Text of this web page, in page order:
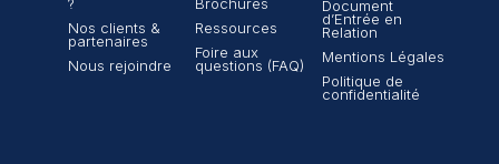
Nos clients &
partenaires
Nous rejoindre
Ressources
Foire aux
questions (FAQ)
Document
d’Entrée en
Relation
Mentions Légales
Politique de
confidentialité